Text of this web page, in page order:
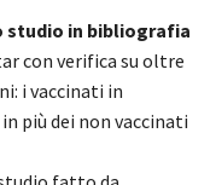
studio in bibliografia
con verifica su oltre
i vaccinati in
più dei non vaccinati